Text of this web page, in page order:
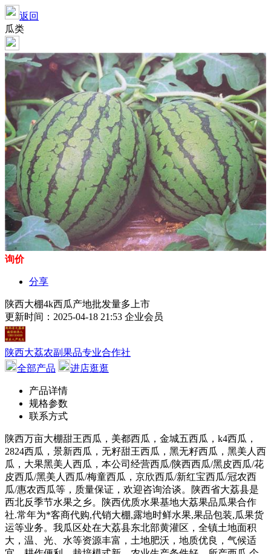
返回
瓜类
询价
分享
陕西大棚4k西瓜产地批发量多上市
更新时间：2025-04-18 21:53 企业会员
陕西大荔农副果品专业合作社
全部产品
进店逛逛
产品详情
规格参数
联系方式
陕西万亩大棚甜王西瓜，美都西瓜，金城五西瓜，k4西瓜，
2824西瓜，景新西瓜，无籽甜王西瓜，黑无籽西瓜，黑美人西
瓜，大果黑美人西瓜，本公司经营西瓜/陕西西瓜/黑皮西瓜/花
皮西瓜/黑美人西瓜/梅童西瓜，京欣西瓜/新红宝西瓜/冠农西
瓜/惠农西瓜等，质量保证，欢迎咨询洽谈。陕西省大荔县是
西北反季节水果之乡。陕西优质水果基地大荔果品瓜果合作
社.常年为*客商代购,代销大棚,露地时鲜水果,果品包装,瓜果货
运等业务。我瓜区处在大荔县东北部黄灌区，全镇土地面积
大，温、光、水等资源丰富，土地肥沃，地质优良，气候适